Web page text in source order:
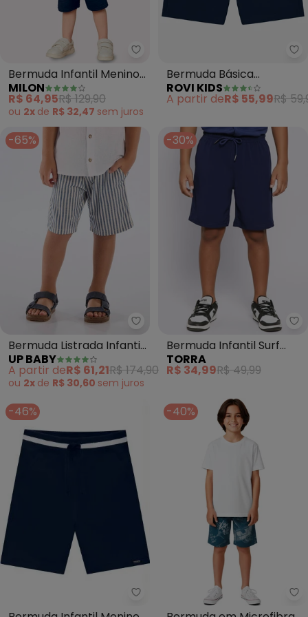
Milon - Bermuda Infantil
Bermuda Infantil Menino
Básico Milon (Azul)
MILON
R$ 64,95R$ 129,90
ou 2x de R$ 32,47 sem juros
Bermuda Básica
Masculina (Azul)
ROVI KIDS
A partir deR$ 55,99R$
-65%
Up Baby - Bermuda Listrada
Bermuda Listrada Infantil
Up Baby Azul
UP BABY
A partir deR$ 61,21R$ 174,90
ou 2x de R$ 30,60 sem juros
-30%
Bermuda Infantil Surf
com Bolsos (Marinho)
TORRA
R$ 34,99R$ 49,99
-46%
Milon - Bermuda Infantil
-40%